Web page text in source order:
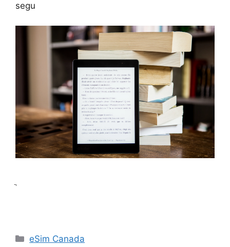
segu
Categories
eSim Canada